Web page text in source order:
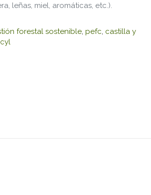
leñas, miel, aromáticas, etc.).
forestal sostenible, pefc, castilla y